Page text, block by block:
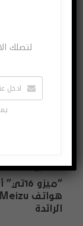
لتصلك
البوست
“ميزو
الرائدة
لتصلك